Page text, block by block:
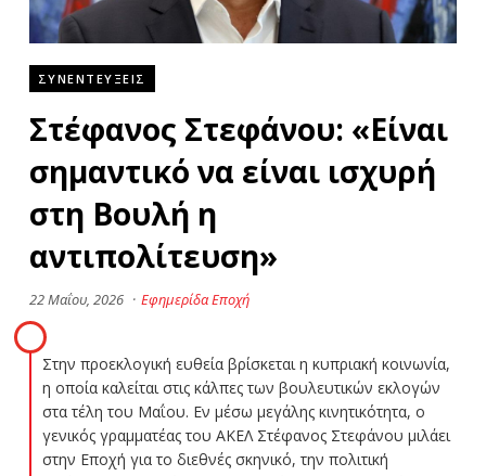
ΣΥΝΕΝΤΕΥΞΕΙΣ
Στέφανος Στεφάνου: «Είναι
σημαντικό να είναι ισχυρή
στη Βουλή η
αντιπολίτευση»
22 Μαΐου, 2026 · Εφημερίδα Εποχή
Στην προεκλογική ευθεία βρίσκεται η κυπριακή κοινωνία,
η οποία καλείται στις κάλπες των βουλευτικών εκλογών
στα τέλη του Μαΐου. Εν μέσω μεγάλης κινητικότητα, ο
γενικός γραμματέας του ΑΚΕΛ Στέφανος Στεφάνου μιλάει
στην Εποχή για το διεθνές σκηνικό, την πολιτική